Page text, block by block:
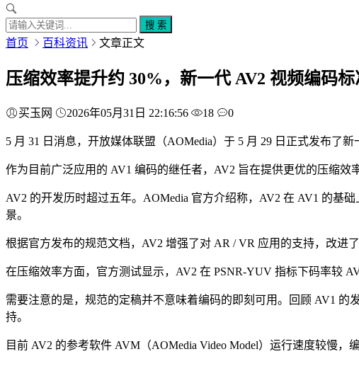
搜 索
首页 百科资讯 文章正文
压缩效率提升约 30%，新一代 AV2 视频编码
买玉网 2026年05月31日 22:16:56 18 0
5 月 31 日消息，开放媒体联盟（AOMedia）于 5 月 29 日正式发布了
作为目前广泛应用的 AV1 编码的继任者，AV2 旨在提供更优的压缩效
AV2 的开发历时超过五年。AOMedia 官方介绍称，AV2 在 AV1 的基
景。
根据官方发布的规范文档，AV2 增强了对 AR / VR 应用的支持，改进
在压缩效率方面，官方测试显示，AV2 在 PSNR-YUV 指标下码率较
需要注意的是，规范的定稿并不意味着编码的即刻可用。回顾 AV1 的
持。
目前 AV2 的参考软件 AVM（AOMedia Video Model）运行速度较慢